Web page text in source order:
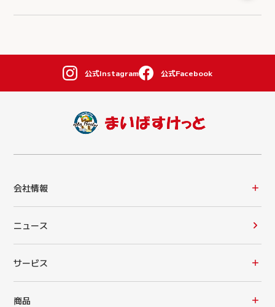
公式Instagram 公式Facebook
会社情報
ニュース
サービス
商品